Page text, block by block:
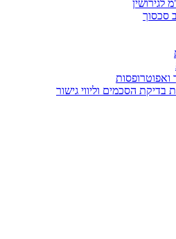
לגירושין
סכסוך
ואפוטרופסות
בדיקת הסכמים וליווי גישור